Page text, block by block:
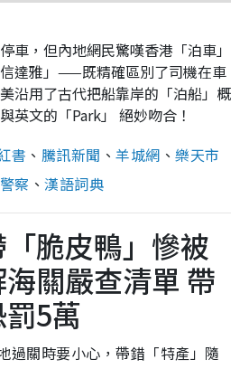
車，但內地網民驚嘆香港「泊車」
達雅」——既精確區別了司機在車
沿用了古代把船靠岸的「泊船」概
英文的「Park」 絕妙吻合！
書 、 騰訊新聞 、羊城網 、樂天市
察 、漢語詞典
脆皮鴨」慘被
關嚴查清單 帶
5萬
過關時要小心，帶錯「特產」隨